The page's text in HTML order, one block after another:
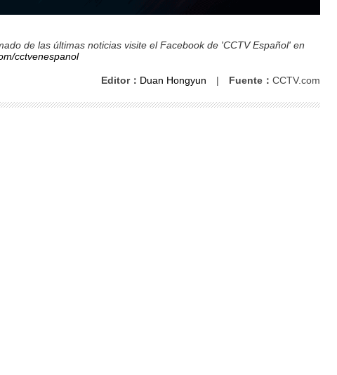
de las últimas noticias visite el Facebook de 'CCTV Español' en
cctvenespanol
Editor： Duan Hongyun | Fuente： CCTV.com